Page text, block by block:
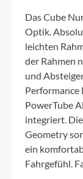
Das Cube
Optik.
leichten
der Rahmen
und
Performance
PowerTube
integriert.
Geometry
ein
Fahrgefühl.